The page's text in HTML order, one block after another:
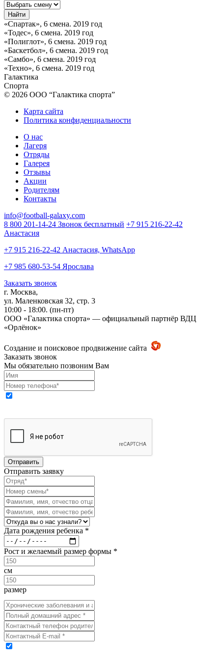
«Спартак», 6 смена. 2019 год
«Тодес», 6 смена. 2019 год
«Полиглот», 6 смена. 2019 год
«Баскетбол», 6 смена. 2019 год
«Самбо», 6 смена. 2019 год
«Техно», 6 смена. 2019 год
Галактика
Спорта
© 2026 ООО “Галактика спорта”
Карта сайта
Политика конфиденциальности
О нас
Лагеря
Отряды
Галерея
Отзывы
Акции
Родителям
Контакты
info@football-galaxy.com
8 800 201-14-24 Звонок бесплатный +7 915 216-22-42
Анастасия
+7 915 216-22-42 Анастасия, WhatsApp
+7 985 680-53-54 Ярослава
Заказать звонок
г. Москва,
ул. Маленковская 32, стр. 3
10:00 - 18:00. (пн-пт)
ООО «Галактика спорта» — официальный партнёр ВДЦ
«Орлёнок»
Создание и поисковое продвижение сайта
Заказать звонок
Мы обязательно позвоним Вам
Отправить заявку
Дата рождения ребенка *
Рост и желаемый размер формы *
см
размер